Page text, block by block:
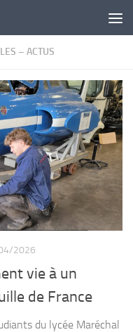
– ACTUS
2026
vie à un
de France
du lycée Maréchal